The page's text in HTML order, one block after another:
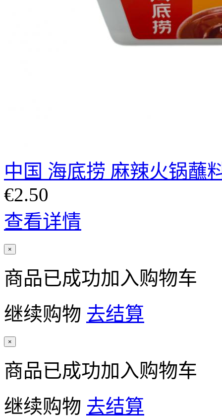
中国 海底捞 麻辣火锅蘸
€2.50
查看详情
×
商品已成功加入购物车
继续购物 去结算
×
商品已成功加入购物车
继续购物 去结算